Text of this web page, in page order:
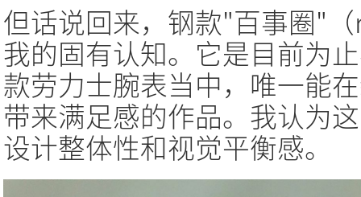
但话说回来，钢款"百事圈"
我的固有认知。它是目前为
款劳力士腕表当中，唯一能
带来满足感的作品。我认为
设计整体性和视觉平衡感。